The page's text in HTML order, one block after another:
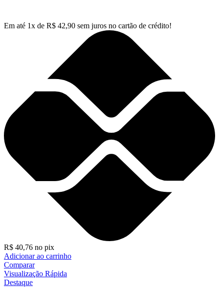
Em até 1x de R$ 42,90 sem juros no cartão de crédito!
R$ 40,76 no pix
Adicionar ao carrinho
Comparar
Visualização Rápida
Destaque